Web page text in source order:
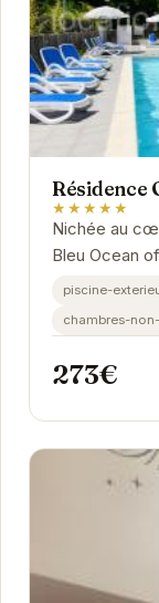
Résidence
★★★★★
Nichée au
Bleu Ocean
l'océan. Ses
piscine-
chambres-
273€